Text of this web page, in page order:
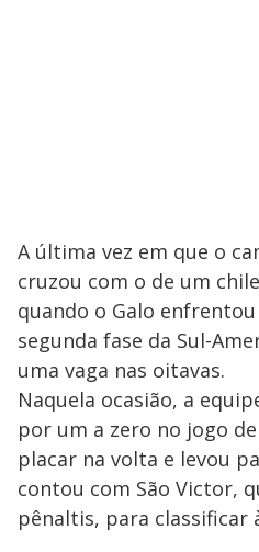
A última vez em que o
cruzou com o de um
quando o Galo
segunda fase da Sul-
uma vaga nas oitavas.
Naquela ocasião, a
por um a zero no jogo
placar na volta e levou
contou com São Victor,
pênaltis, para classificar